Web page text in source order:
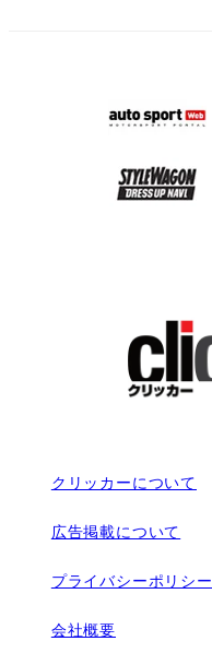
クリッカーについて
広告掲載について
プライバシーポリシー
会社概要